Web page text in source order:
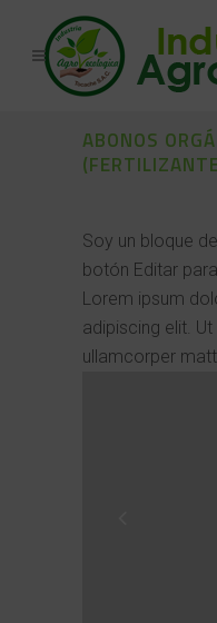
ABONOS
Soy un bloque
botón Editar
Lorem ipsum
adipiscing elit.
ullamcorper